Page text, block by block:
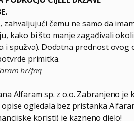
čemu ne samo da
kako bi što manje zagađivali
spužva). Dodatna prednost ovog
primitka.
faq
Alfaram sp. z o.o. Zabranjeno je
ogledala bez pristanka
koristi) je kazneno djelo!